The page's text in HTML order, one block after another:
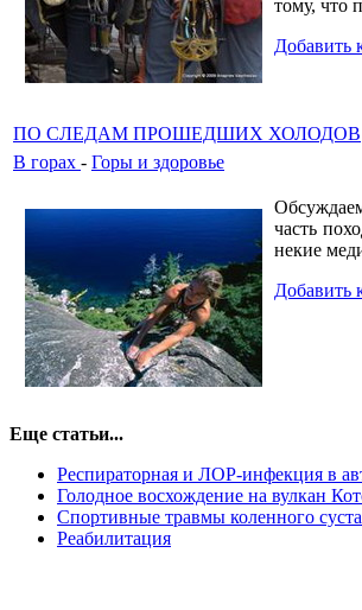
тому, что
Добавить
ПО СЛЕДАМ ПРОШЕДШИХ ХОЛОДОВ
В горах - Горы и здоровье
часть
некие
Добавить
Еще статьи...
Респираторная и ЛОР-инфекция в
Голодное восхождение на вулкан
Спортивные травмы коленного
Реабилитация